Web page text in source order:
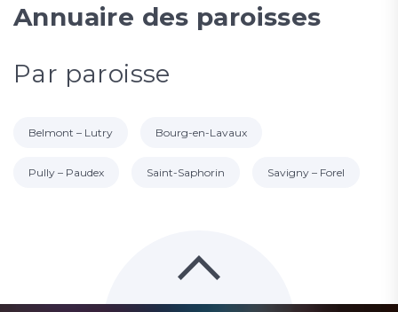
Annuaire des paroisses
Par paroisse
Belmont – Lutry Bourg-en-Lavaux
Pully – Paudex Saint-Saphorin Savigny – Forel